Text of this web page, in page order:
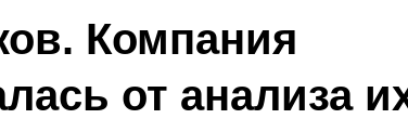
Компания
от анализа